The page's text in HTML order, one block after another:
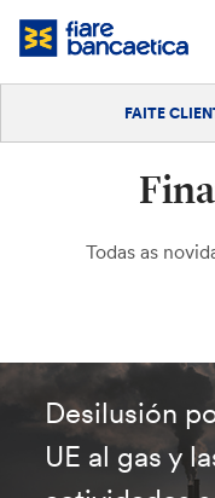
Saltar
FAITE
Todas as
Desilusión
UE al gas y